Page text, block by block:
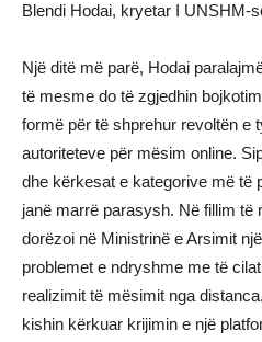
Blendi Hodai, kryetar I UNSHM-
Një ditë më parë, Hodai
të mesme do të zgjedhin
formë për të shprehur revoltën e
autoriteteve për mësim online.
dhe kërkesat e kategorive më të
janë marrë parasysh. Në fillim të
dorëzoi në Ministrinë e Arsimit
problemet e ndryshme me të
realizimit të mësimit nga
kishin kërkuar krijimin e një